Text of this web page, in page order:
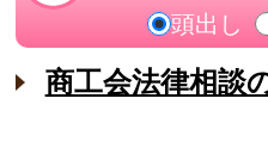
頭出し
商工会法律相談